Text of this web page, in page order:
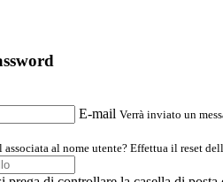
E-mail Verrà inviato un
al nome utente? Effettua il reset